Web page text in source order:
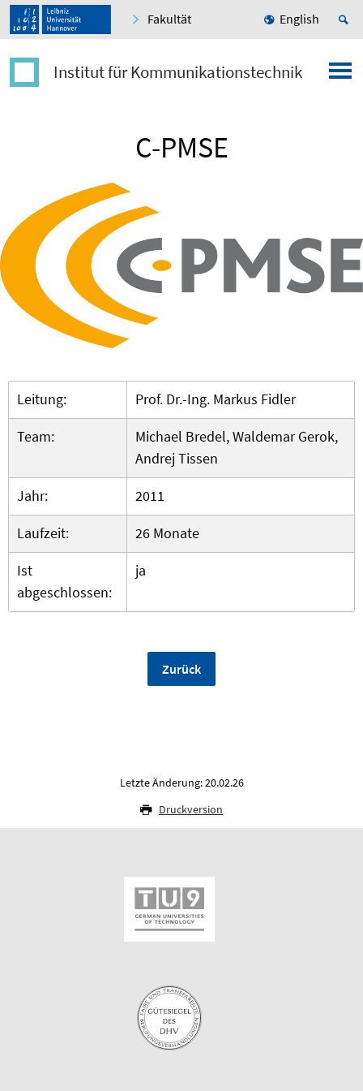
Fakultät English
Institut für Kommunikationstechnik
C-PMSE
Leitung:
Prof. Dr.-Ing. Markus Fidler
Team:
Michael Bredel, Waldemar Gerok,
Andrej Tissen
Jahr:
2011
Laufzeit:
26 Monate
Ist
abgeschlossen:
ja
Zurück
Letzte Änderung: 20.02.26
Druckversion